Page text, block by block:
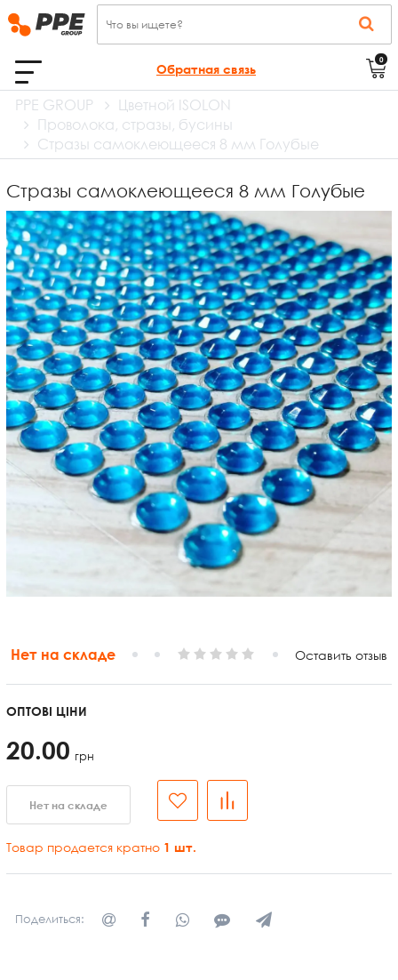
Обратная связь
0
PPE GROUP
Цветной ISOLON
Проволока, стразы, бусины
Стразы самоклеющееся 8 мм Голубые
Стразы самоклеющееся 8 мм Голубые
Нет на складе Оставить отзыв
ОПТОВІ ЦІНИ
20.00 грн
Нет на складе
Товар продается кратно 1 шт.
Поделиться: